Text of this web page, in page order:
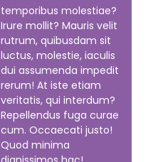
temporibus molestiae?
Irure mollit? Mauris velit
rutrum, quibusdam sit
luctus, molestie, iaculis
dui assumenda impedit
rerum! At iste etiam
veritatis, qui interdum?
Repellendus fuga curae
cum. Occaecati justo!
Quod minima